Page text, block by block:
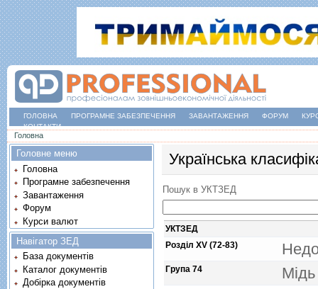
ГОЛОВНА ПРОГРАМНЕ ЗАБЕЗПЕЧЕННЯ ЗАВАНТАЖЕННЯ ФОРУМ
КОНТАКТИ
Ви є тут
Головна
Українська
Пошук в УКТЗЕД
УКТЗЕД
Розділ XV (72-83)
Група 74 Мiдь
Головне меню
Головна
Програмне забезпечення
Завантаження
Форум
Курси валют
Навігатор ЗЕД
База документів
Каталог документів
Добірка документів